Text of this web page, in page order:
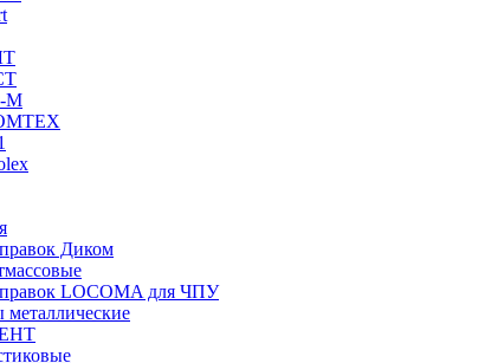
М
Диком
LOCOMA для ЧПУ